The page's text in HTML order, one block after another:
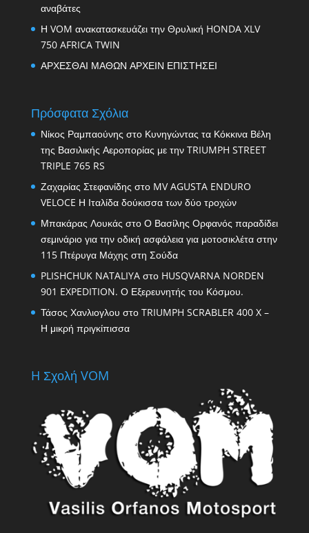
αναβάτες
Η VOM ανακατασκευάζει την Θρυλική HONDA XLV
750 AFRICA TWIN
ΑΡΧΕΣΘΑΙ ΜΑΘΩΝ ΑΡΧΕΙΝ ΕΠΙΣΤΗΣΕΙ
Πρόσφατα Σχόλια
Νίκος Ραμπαούνης στο Κυνηγώντας τα Κόκκινα Βέλη
της Βασιλικής Αεροπορίας με την TRIUMPH STREET
TRIPLE 765 RS
Ζαχαρίας Στεφανίδης στο MV AGUSTA ENDURO
VELOCE Η Ιταλίδα δούκισσα των δύο τροχών
Μπακάρας Λουκάς στο Ο Βασίλης Ορφανός παραδίδει
σεμινάριο για την οδική ασφάλεια για μοτοσικλέτα στην
115 Πτέρυγα Μάχης στη Σούδα
PLISHCHUK NATALIYAστο HUSQVARNA NORDEN
901 EXPEDITION. Ο Εξερευνητής του Κόσμου.
Τάσος Χανλιογλου στο TRIUMPH SCRABLER 400 X –
Η μικρή πριγκίπισσα
H Σχολή VOM